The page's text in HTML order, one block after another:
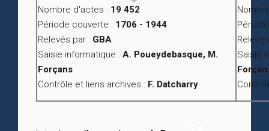
Nombre d'actes : 19 452
Période couverte : 1706 - 1944
Relevés par : GBA
Saisie informatique : A. Poueydebasque, M.
Forçans
Contrôle et liens archives : F. Datcharry
Saisie